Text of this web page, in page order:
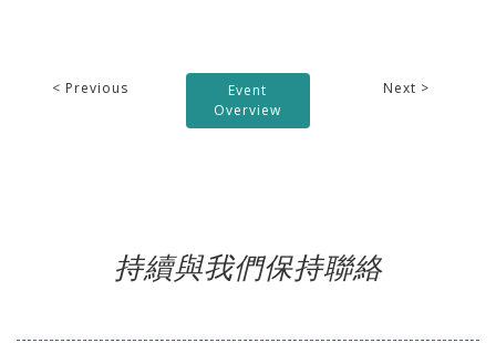
< Previous
Event
Overview
Next >
持續與我們保持聯絡